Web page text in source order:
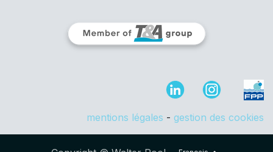
mentions légales - gestion des cookies